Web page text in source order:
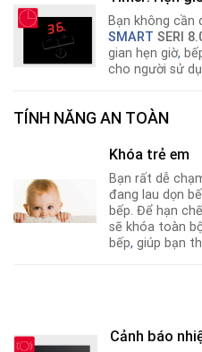
Bạn không cần
SMART SERI
gian hẹn giờ,
cho người sử
TÍNH NĂNG AN TOÀN
Khóa trẻ em
Bạn rất dễ
đang lau dọn
bếp. Để hạn
sẽ khóa toàn
bếp, giúp bạn
Cảnh báo